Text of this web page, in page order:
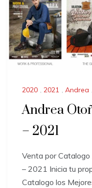
2020 , 2021 , Andrea
Andrea
– 2021
Venta por
– 2021 Inicia tu
Catalogo los